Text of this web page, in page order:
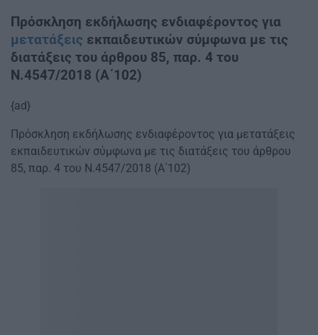
Πρόσκληση εκδήλωσης ενδιαφέροντος για
μετατάξεις εκπαιδευτικών σύμφωνα με τις
διατάξεις του άρθρου 85, παρ. 4 του
Ν.4547/2018 (Α΄102)
{ad}
Πρόσκληση εκδήλωσης ενδιαφέροντος για μετατάξεις
εκπαιδευτικών σύμφωνα με τις διατάξεις του άρθρου
85, παρ. 4 του Ν.4547/2018 (Α΄102)